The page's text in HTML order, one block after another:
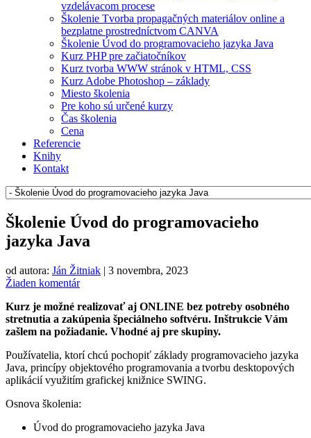
vzdelávacom procese
Školenie Tvorba propagačných materiálov online a
bezplatne prostredníctvom CANVA
Školenie Úvod do programovacieho jazyka Java
Kurz PHP pre začiatočníkov
Kurz tvorba WWW stránok v HTML, CSS
Kurz Adobe Photoshop – základy
Miesto školenia
Pre koho sú určené kurzy
Čas školenia
Cena
Referencie
Knihy
Kontakt
Školenie Úvod do programovacieho
jazyka Java
od autora: Ján Žitniak | 3 novembra, 2023
Žiaden komentár
Kurz je možné realizovať aj ONLINE bez potreby osobného
stretnutia a zakúpenia špeciálneho softvéru. Inštrukcie Vám
zašlem na požiadanie. Vhodné aj pre skupiny.
Používatelia, ktorí chcú pochopiť základy programovacieho jazyka
Java, princípy objektového programovania a tvorbu desktopových
aplikácií využitím grafickej knižnice SWING.
Osnova školenia:
Úvod do programovacieho jazyka Java